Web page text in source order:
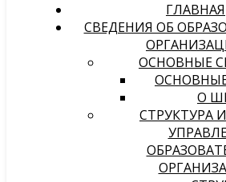
ГЛАВНАЯ
СВЕДЕНИЯ ОБ
ОСНОВНЫЕ
О
СТРУКТУРА